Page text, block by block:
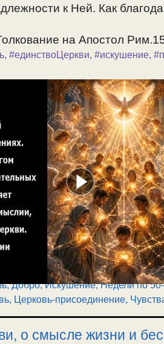
к Ней. Как
на Апостол
, #единствоЦеркви, #искушение,
Добро,Искушение,Недели по
, Церковь-присоединение,
о смысле жизни и